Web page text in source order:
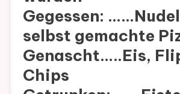
Gegessen:
selbst gemachte
Genascht…..Eis,
Chips